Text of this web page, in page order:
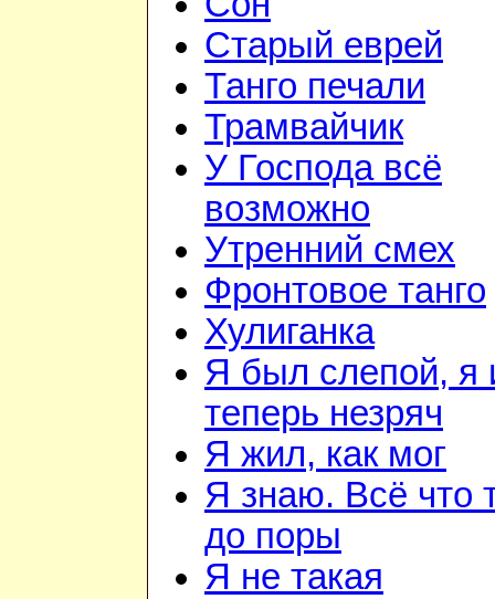
Старый еврей
Танго печали
Трамвайчик
У Господа всё
возможно
Утренний смех
Фронтовое танго
Хулиганка
Я был слепой, я
теперь незряч
Я жил, как мог
Я знаю. Всё что
до поры
Я не такая